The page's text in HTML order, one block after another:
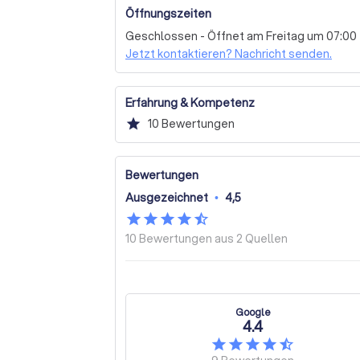
Ihnen den bestmöglichen Service zu bieten.
Wir laden Sie ein, uns zu kontaktieren, um
ein individuelles Angebot zu erhalten.
Öffnungszeiten
Geschlossen - Öffnet am Freitag um 07:00
Jetzt kontaktieren? Nachricht senden.
Erfahrung & Kompetenz
star 10 Bewertungen
Bewertungen
Ausgezeichnet • 4,5
10 Bewertungen aus 2 Quellen
Google
4.4